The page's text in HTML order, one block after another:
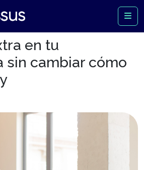
en tu
sin cambiar cómo